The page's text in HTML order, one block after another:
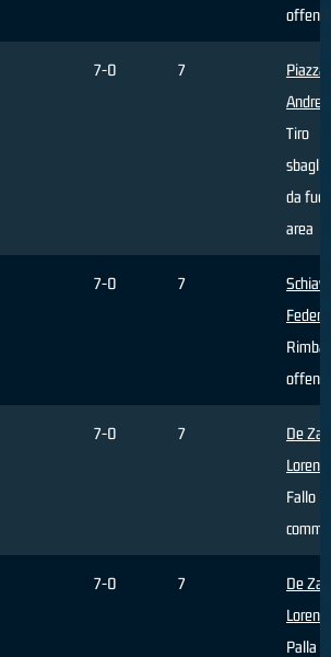
7-0 7
Piazza
Andrea
Tiro
da
area
7-0 7
7-0 7
De
Fallo
7-0 7
De
Palla